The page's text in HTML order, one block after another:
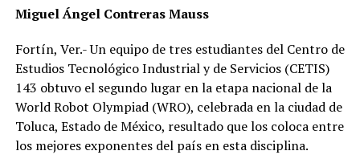
vulnerable al virus del Covid-19, concluyó la
RELATED TOPICS:
DESPUÉS
Mantiene DIF Municipal seguimiento al caso de Belén
ANTES
Miguel Ángel Contreras Mauss
Fortín, Ver.- Un equipo de tres estudiantes del Centro de
Estudios Tecnológico Industrial y de Servicios (CETIS)
143 obtuvo el segundo lugar en la etapa nacional de la
World Robot Olympiad (WRO), celebrada en la ciudad de
Toluca, Estado de México, resultado que los coloca entre
los mejores exponentes del país en esta disciplina.